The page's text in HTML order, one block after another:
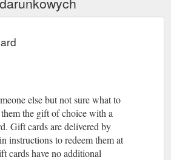
else but not sure what to
the gift of choice with a
Gift cards are delivered by
instructions to redeem them at
cards have no additional